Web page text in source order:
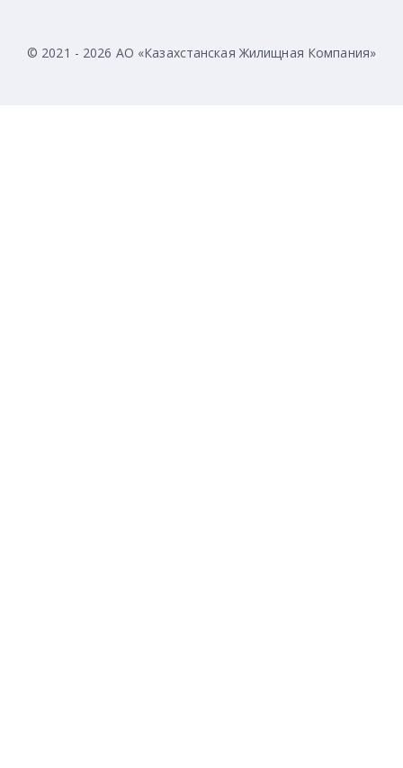
© 2021 - 2026 АО «Казахстанская Жилищная Компания»